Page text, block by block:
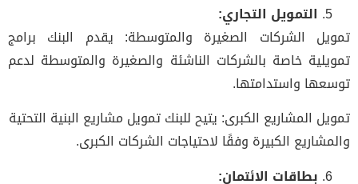
التمويل التجاري:
تمويل الشركات الصغيرة والمتوسطة: يقدم البنك برامج
تمويلية خاصة بالشركات الناشئة والصغيرة والمتوسطة لدعم
توسعها واستدامتها.
تمويل المشاريع الكبرى: يتيح للبنك تمويل مشاريع البنية التحتية
والمشاريع الكبيرة وفقًا لاحتياجات الشركات الكبرى.
بطاقات الائتمان: